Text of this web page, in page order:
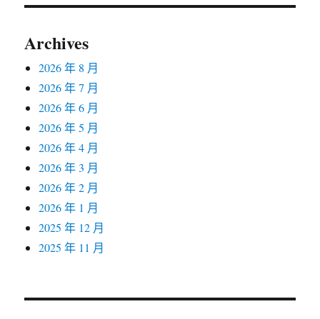
Archives
2026 年 8 月
2026 年 7 月
2026 年 6 月
2026 年 5 月
2026 年 4 月
2026 年 3 月
2026 年 2 月
2026 年 1 月
2025 年 12 月
2025 年 11 月